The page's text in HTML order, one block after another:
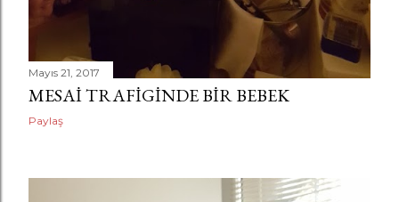
Mayıs 21, 2017
MESAI TRAFIGINDE BIR BEBEK
Paylaş